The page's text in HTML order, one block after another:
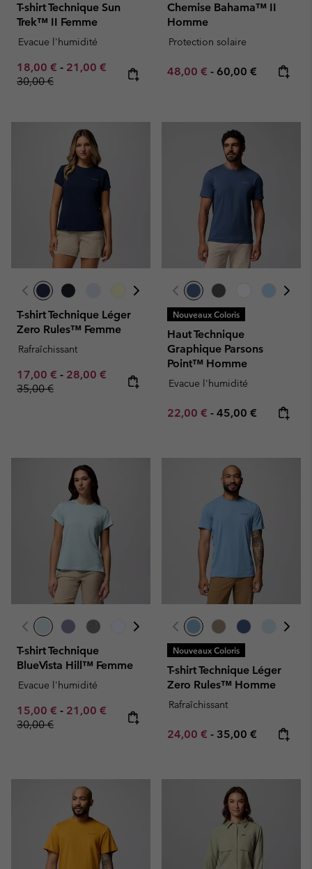
T-shirt Technique Sun
Trek™ II Femme
Evacue l'humidité
Minimum sale price:
18,00 € - Maximum sale price:
21,00 € Regular price:
30,00 €
Chemise Bahama™ II
Homme
Protection solaire
Minimum sale price:
48,00 € - Maximum price:
60,00 €
T-shirt Technique Léger
Zero Rules™ Femme
Rafraîchissant
Minimum sale price:
17,00 € - Maximum sale price:
28,00 € Regular price:
35,00 €
Nouveaux Coloris
Haut Technique
Graphique Parsons
Point™ Homme
Evacue l'humidité
Minimum sale price:
22,00 € - Maximum price:
45,00 €
T-shirt Technique
BlueVista Hill™ Femme
Evacue l'humidité
Minimum sale price:
15,00 € - Maximum sale price:
21,00 € Regular price:
30,00 €
Nouveaux Coloris
T-shirt Technique Léger
Zero Rules™ Homme
Rafraîchissant
Minimum sale price:
24,00 € - Maximum price:
35,00 €